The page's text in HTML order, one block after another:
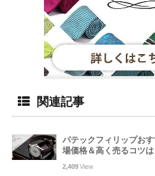
関連記事
パテックフィリップお
場価格＆高く売るコツは
2,409View